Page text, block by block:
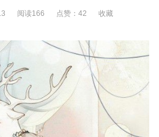
阅读166 点赞： 42 收藏